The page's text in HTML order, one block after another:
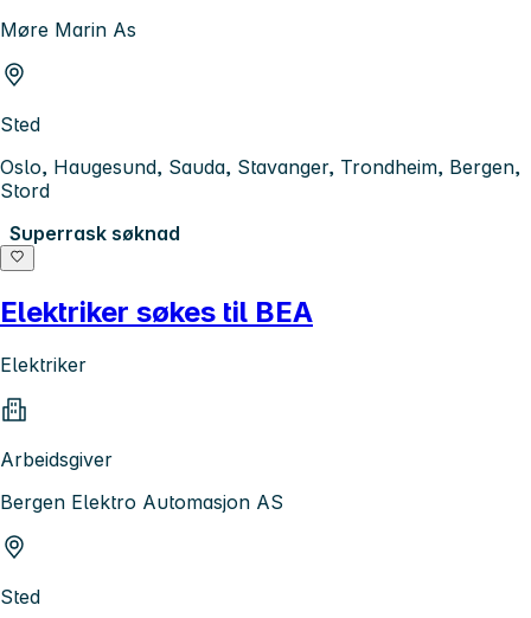
Møre Marin As
Sted
Oslo, Haugesund, Sauda, Stavanger, Trondheim, Bergen,
Stord
Superrask søknad
Elektriker søkes til BEA
Elektriker
Arbeidsgiver
Bergen Elektro Automasjon AS
Sted